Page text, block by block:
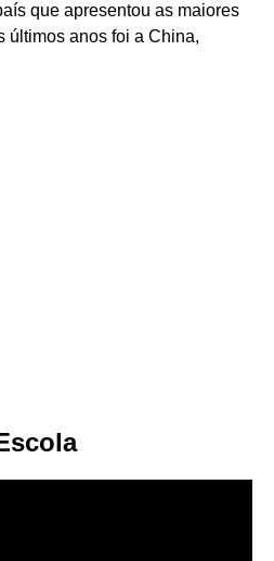
que apresentou as maiores
últimos anos foi a China,